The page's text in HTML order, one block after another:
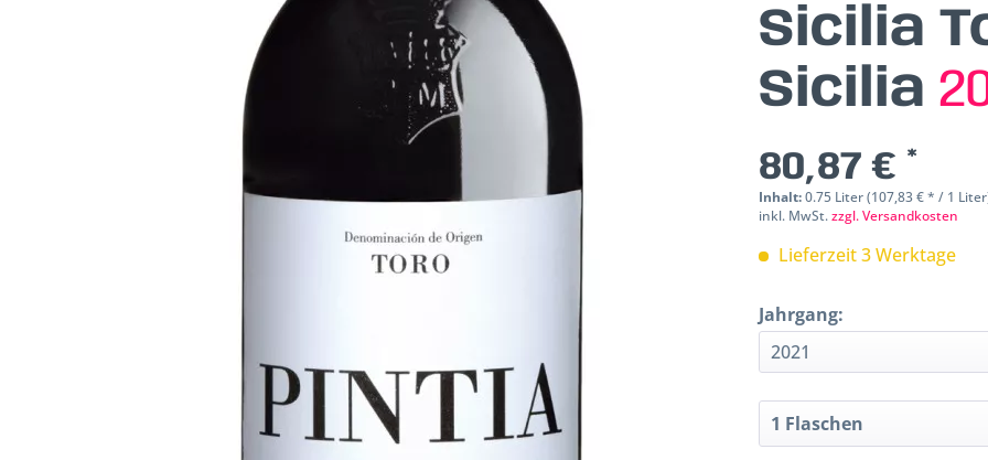
Sicilia
Sicilia
80,87 € *
Inhalt:0.75 Liter (107,83 € * / 1
inkl. MwSt.zzgl. Versandkosten
Lieferzeit 3 Werktage
Jahrgang: